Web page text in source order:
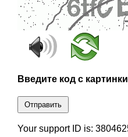
Введите код с
Отправить
Your support ID is: